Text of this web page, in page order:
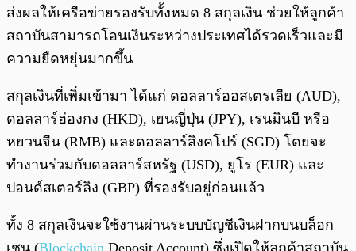
ส่งผลให้เครือข่ายรองรับทั้งหมด 8 สกุลเงิน ช่วยให้ลูกค้า
สถาบันสามารถโอนเงินระหว่างประเทศได้รวดเร็วและมี
ความยืดหยุ่นมากขึ้น
สกุลเงินที่เพิ่มเข้ามา ได้แก่ ดอลลาร์ออสเตรเลีย (AUD),
ดอลลาร์ฮ่องกง (HKD), เยนญี่ปุ่น (JPY), เรนมินบี หรือ
หยวนจีน (RMB) และดอลลาร์สิงคโปร์ (SGD) โดยจะ
ทำงานร่วมกับดอลลาร์สหรัฐ (USD), ยูโร (EUR) และ
ปอนด์สเตอร์ลิง (GBP) ที่รองรับอยู่ก่อนแล้ว
ทั้ง 8 สกุลเงินจะใช้งานผ่านระบบบัญชีเงินฝากบนบล็อก